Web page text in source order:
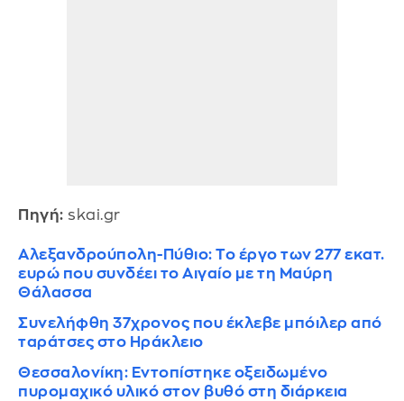
Πηγή: skai.gr
Αλεξανδρούπολη-Πύθιο: Το έργο των 277 εκατ.
ευρώ που συνδέει το Αιγαίο με τη Μαύρη
Θάλασσα
Συνελήφθη 37χρονος που έκλεβε μπόιλερ από
ταράτσες στο Ηράκλειο
Θεσσαλονίκη: Εντοπίστηκε οξειδωμένο
πυρομαχικό υλικό στον βυθό στη διάρκεια